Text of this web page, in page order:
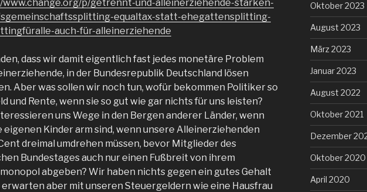
www.change.org/p/getrennt-und-alleinerziehende-stärken-
equaltax-statt-ehegattensplitting-
auch-für-alleinerziehende
dass wir damit eigentlich fast jedes monetäre Problem
in der Bundesrepublik Deutschland lösen
Aber was sollen wir noch tun, wofür bekommen Politiker so
und Rente, wenn sie so gut wie gar nichts für uns leisten?
uns Wege in den Bergen anderer Länder, wenn
eigenen Kinder arm sind, wenn unsere Alleinerziehenden
dreimal umdrehen müssen, bevor Mitglieder des
Bundestages auch nur einen Fußbreit von ihrem
abgeben? Wir haben nichts gegen ein gutes Gehalt
erwarten aber mit unseren Steuergeldern wie eine Hausfrau
Oktober 2023
August 2023
März 2023
Januar 2023
August 2022
Oktober 2021
Dezember
Oktober 2020
April 2020